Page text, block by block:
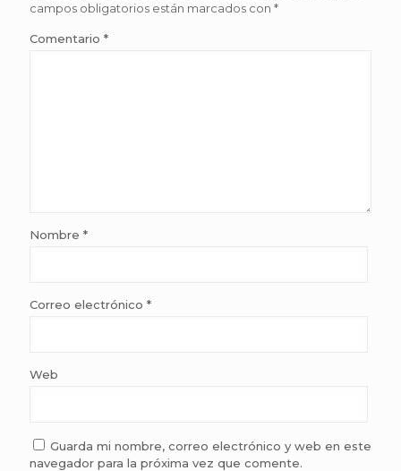
campos obligatorios están marcados con *
Comentario *
Nombre *
Correo electrónico *
Web
Guarda mi nombre, correo electrónico y web en este
navegador para la próxima vez que comente.